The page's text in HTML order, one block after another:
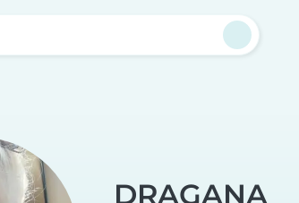
DRAGANA